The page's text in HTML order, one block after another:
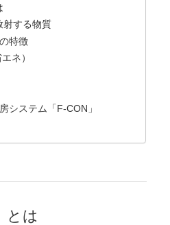
射する物質
特徴
ネ）
システム「F-CON」
とは